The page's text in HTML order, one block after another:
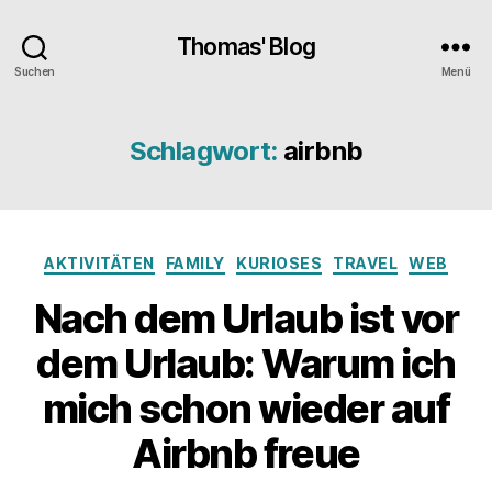
Suchen
Thomas' Blog
Menü
Schlagwort: airbnb
Kategorien
AKTIVITÄTEN FAMILY KURIOSES TRAVEL WEB
Nach dem Urlaub ist vor
dem Urlaub: Warum ich
mich schon wieder auf
Airbnb freue